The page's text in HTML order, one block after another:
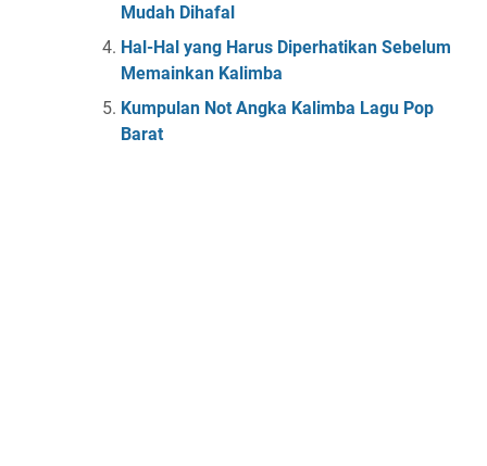
Mudah Dihafal
Hal-Hal yang Harus Diperhatikan Sebelum
Memainkan Kalimba
Kumpulan Not Angka Kalimba Lagu Pop
Barat